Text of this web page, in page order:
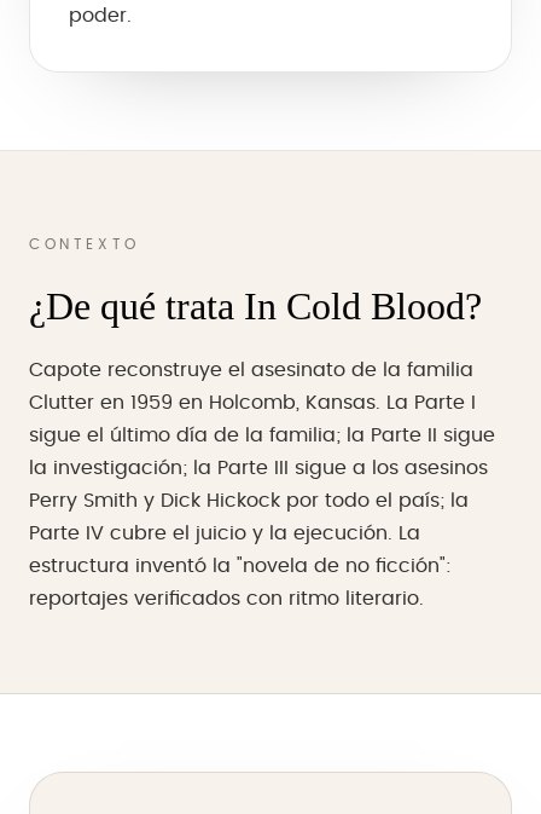
poder.
CONTEXTO
¿De qué trata In Cold Blood?
Capote reconstruye el asesinato de la familia
Clutter en 1959 en Holcomb, Kansas. La Parte I
sigue el último día de la familia; la Parte II sigue
la investigación; la Parte III sigue a los asesinos
Perry Smith y Dick Hickock por todo el país; la
Parte IV cubre el juicio y la ejecución. La
estructura inventó la "novela de no ficción":
reportajes verificados con ritmo literario.